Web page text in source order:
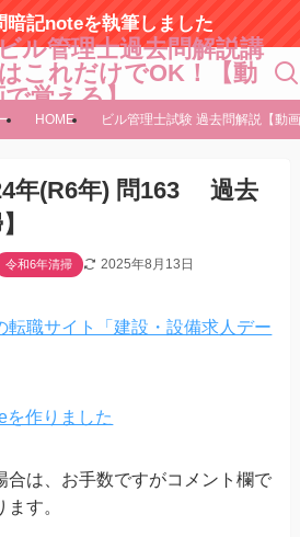
暗記noteを執筆しました
ル管理士過去問解説講
これだけでOK！【動
で覚える】
HOME ビル管理士試験 過去問解説【動
年(R6年) 問163 過去
令和6年清掃 2025年8月13日
転職サイト「建設・設備求人デー
作りました
合は、お手数ですがコメント欄で
す。